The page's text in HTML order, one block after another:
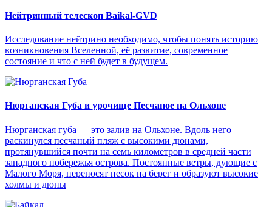
Нейтринный телескоп Baikal-GVD
Исследование нейтрино необходимо, чтобы понять историю
возникновения Вселенной, её развитие, современное
состояние и что с ней будет в будущем.
Нюрганская Губа и урочище Песчаное на Ольхоне
Нюрганская губа — это залив на Ольхоне. Вдоль него
раскинулся песчаный пляж с высокими дюнами,
протянувшийся почти на семь километров в средней части
западного побережья острова. Постоянные ветры, дующие с
Малого Моря, переносят песок на берег и образуют высокие
холмы и дюны